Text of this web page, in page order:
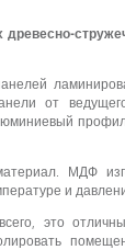
от
МДФ
и
это